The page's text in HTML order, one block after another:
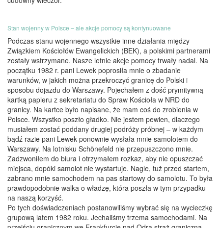
Stan wojenny w Polsce – ale akcje pomocy są kontynuowane
Podczas stanu wojennego wszystkie inne działania między
Związkiem Kościołów Ewangelickich (BEK), a polskimi partnerami
zostały wstrzymane. Nasze letnie akcje pomocy trwały nadal. Na
początku 1982 r. pani Lewek poprosiła mnie o zbadanie
warunków, w jakich można przekroczyć granicę do Polski i
sposobu dojazdu do Warszawy. Pojechałem z dość prymitywną
kartką papieru z sekretariatu do Spraw Kościoła w NRD do
granicy. Na kartce było napisane, że mam coś do zrobienia w
Polsce. Wszystko poszło gładko. Nie jestem pewien, dlaczego
musiałem zostać poddany drugiej podróży próbnej – w każdym
bądź razie pani Lewek ponownie wysłała mnie samolotem do
Warszawy. Na lotnisku Schönefeld nie przepuszczono mnie.
Zadzwoniłem do biura i otrzymałem rozkaz, aby nie opuszczać
miejsca, dopóki samolot nie wystartuje. Nagle, tuż przed startem,
zabrano mnie samochodem na pas startowy do samolotu. To była
prawdopodobnie walka o władzę, która poszła w tym przypadku
na naszą korzyść.
Po tych doświadczeniach postanowiliśmy wybrać się na wycieczkę
grupową latem 1982 roku. Jechaliśmy trzema samochodami. Na